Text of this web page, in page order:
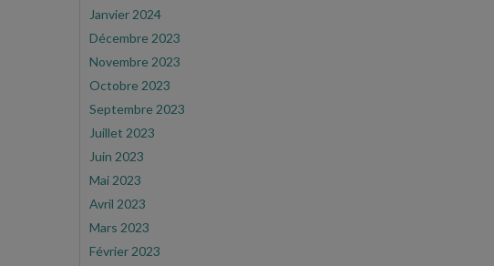
Janvier 2024
Décembre 2023
Novembre 2023
Octobre 2023
Septembre 2023
Juillet 2023
Juin 2023
Mai 2023
Avril 2023
Mars 2023
Février 2023